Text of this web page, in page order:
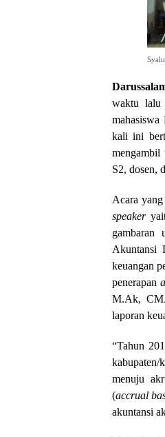
waktu lalu
kali ini
mengambil
S2, dosen,
Acara
speaker
Akuntansi
keuangan
penerapan
M.Ak,
laporan
“Tahun
menuju
(accrual
akuntansi